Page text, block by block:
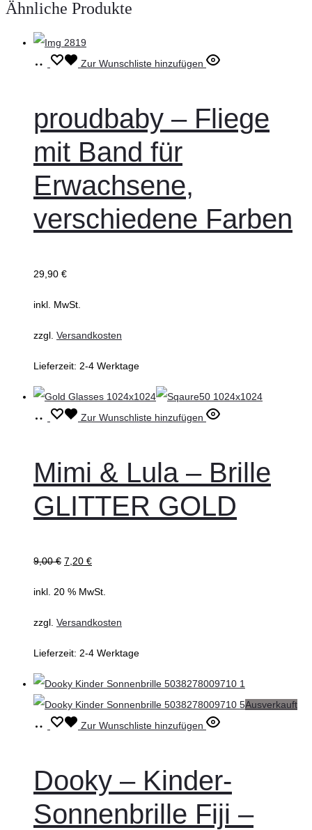
Ähnliche Produkte
Ausführung
Dieses
mehrere
Varianten
auf.
Die
können
der
werden
Zur Wunschliste hinzufügen
proudbaby – Fliege
mit Band für
Erwachsene,
verschiedene Farben
29,90 €
inkl. MwSt.
zzgl. Versandkosten
Lieferzeit: 2-4 Werktage
In
Zur Wunschliste hinzufügen
Mimi & Lula – Brille
GLITTER GOLD
9,00€ 7,20 €
inkl. 20 % MwSt.
zzgl. Versandkosten
Lieferzeit: 2-4 Werktage
Ausverkauft
WeiterlesenZur Wunschliste hinzufügen
Dooky – Kinder-
Sonnenbrille Fiji –